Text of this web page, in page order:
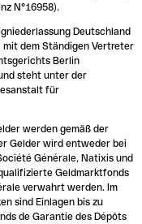
N°16958).
Deutschland
mit dem Ständigen Vertreter
Berlin
steht unter der
für
werden gemäß der
Gelder wird entweder bei
Générale, Natixis und
Geldmarktfonds
verwahrt werden. Im
sind Einlagen bis zu
de Garantie des Dépôts